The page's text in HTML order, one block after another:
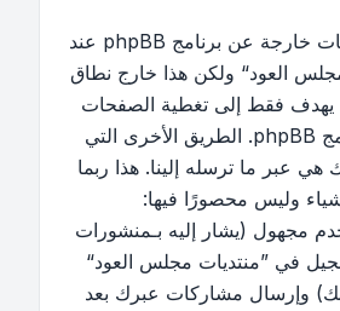
وربما ننشئ كوكيات خارجة عن برنامج phpBB عند
العود“ ولكن هذا خارج نطاق
يهدف فقط إلى تغطية الصفحات
المنشأة عبر برنامج phpBB. الطريق الأخرى التي
هي عبر ما ترسله إلينا. هذا ربما
وليس محصورًا فيها:
مجهول (يشار إليه بـمنشورات
في ”منتديات مجلس العود“
وإرسال مشاركات عبرك بعد